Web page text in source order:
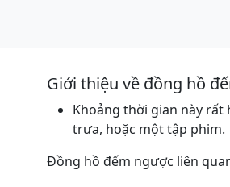
Giới thiệu về đồng hồ
Khoảng thời gian này rất
trưa, hoặc một tập phim.
Đồng hồ đếm ngược liên